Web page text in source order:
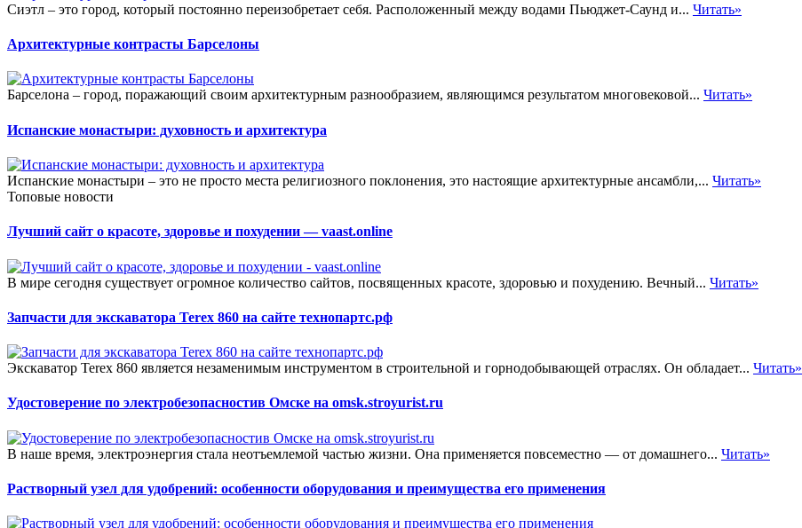
Сиэтл – это город, который постоянно переизобретает себя. Расположенный между водами Пьюджет-Саунд и... Читать»
Архитектурные контрасты Барселоны
Барселона – город, поражающий своим архитектурным разнообразием, являющимся результатом многовековой... Читать»
Испанские монастыри: духовность и архитектура
Испанские монастыри – это не просто места религиозного поклонения, это настоящие архитектурные ансамбли,... Читать»
Топовые новости
Лучший сайт о красоте, здоровье и похудении — vaast.online
В мире сегодня существует огромное количество сайтов, посвященных красоте, здоровью и похудению. Вечный... Читать»
Запчасти для экскаватора Terex 860 на сайте технопартс.рф
Экскаватор Terex 860 является незаменимым инструментом в строительной и горнодобывающей отраслях. Он обладает... Читать»
Удостоверение по электробезопасностив Омске на omsk.stroyurist.ru
В наше время, электроэнергия стала неотъемлемой частью жизни. Она применяется повсеместно — от домашнего... Читать»
Растворный узел для удобрений: особенности оборудования и преимущества его применения